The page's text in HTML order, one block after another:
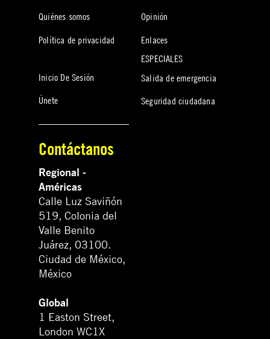
Quiénes somos
Política de privacidad
Inicio De Sesión
Únete
Opinión
Enlaces
ESPECIALES
Salida de emergencia
Seguridad ciudadana
Contáctanos
Regional -
Américas
Calle Luz Saviñón
519, Colonia del
Valle Benito
Juárez, 03100.
Ciudad de México,
México
Global
1 Easton Street,
London WC1X